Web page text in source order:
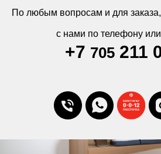
По любым вопросам и для
с нами по телефону
+7 705 211